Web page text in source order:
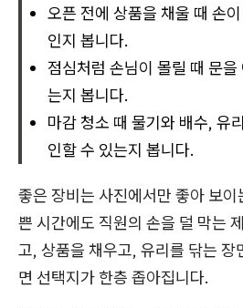
오픈 전에 상품을 채울 때 손
인지 봅니다.
점심처럼 손님이 몰릴 때 문
는지 봅니다.
마감 청소 때 물기와 배수, 유
인할 수 있는지 봅니다.
좋은 장비는 사진에서만 좋아 보
쁜 시간에도 직원의 손을 덜 막는
고, 상품을 채우고, 유리를 닦는 장
면 선택지가 한층 좁아집니다.